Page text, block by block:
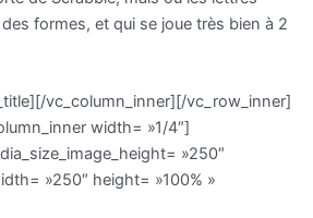
formes, et qui se joue très bien à 2
vc_column_inner][/vc_row_inner]
width= »1/4″]
»250″
»250″ height= »100% »